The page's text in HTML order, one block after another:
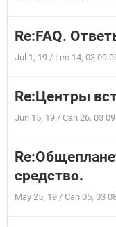
Re:FAQ.
Jul 1, 19 / Leo 14, 03
Re:Центры
Jun 15, 19 / Can 26, 03
средство.
May 25, 19 / Can 05, 03